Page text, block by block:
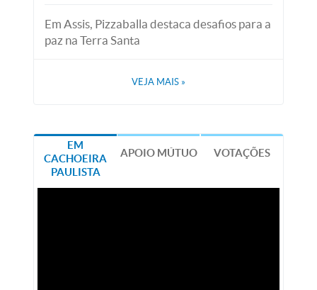
Em Assis, Pizzaballa destaca desafios para a
paz na Terra Santa
VEJA MAIS »
EM
CACHOEIRA
PAULISTA
APOIO MÚTUO VOTAÇÕES